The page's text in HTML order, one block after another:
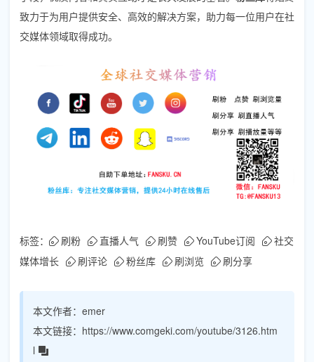
致力于为用户提供安全、高效的解决方案，助力每一位用户在社
交媒体领域取得成功。
标签： 刷粉 直播人气 刷赞 YouTube订阅
社交
媒体增长
刷评论 粉丝库 刷浏览 刷分享
本文作者： emer
本文链接： https://www.comgeki.com/youtube/3126.htm
l